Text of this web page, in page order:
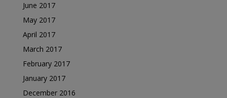
June 2017
May 2017
April 2017
March 2017
February 2017
January 2017
December 2016